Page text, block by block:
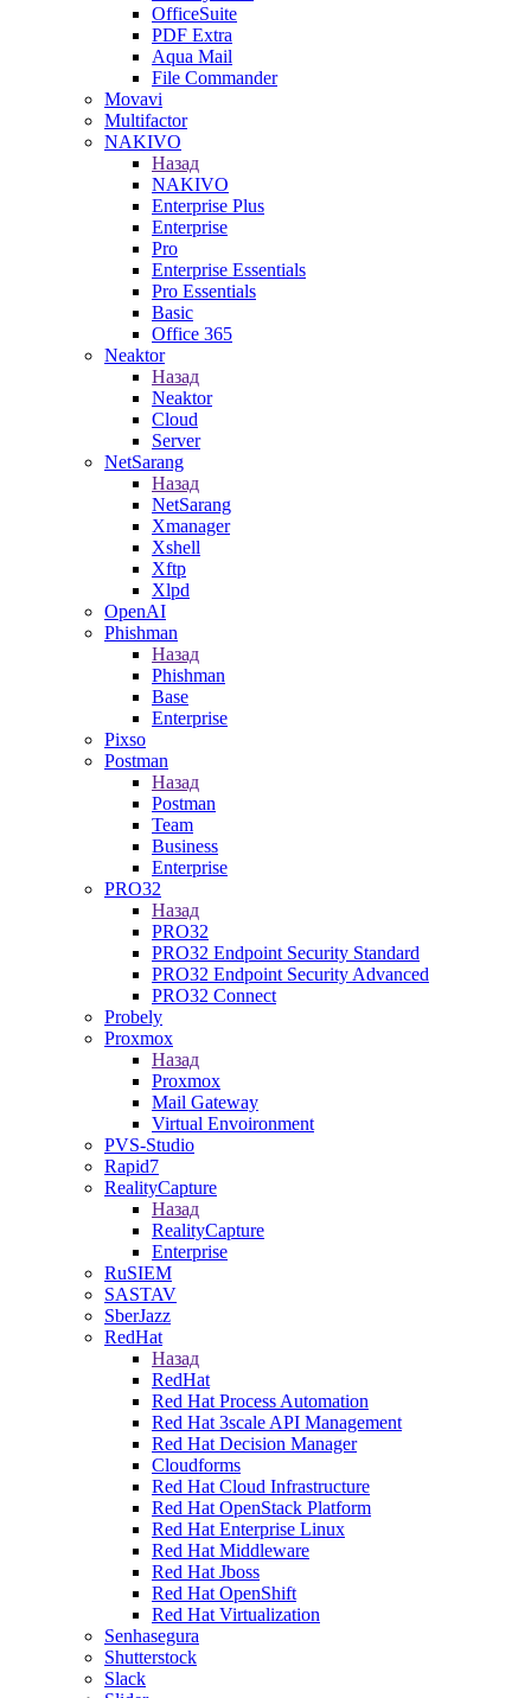
OfficeSuite
PDF Extra
Aqua Mail
File Commander
Movavi
Multifactor
NAKIVO
Назад
NAKIVO
Enterprise Plus
Enterprise
Pro
Enterprise Essentials
Pro Essentials
Basic
Office 365
Neaktor
Назад
Neaktor
Cloud
Server
NetSarang
Назад
NetSarang
Xmanager
Xshell
Xftp
Xlpd
OpenAI
Phishman
Назад
Phishman
Base
Enterprise
Pixso
Postman
Назад
Postman
Team
Business
Enterprise
PRO32
Назад
PRO32
PRO32 Endpoint Security Standard
PRO32 Endpoint Security Advanced
PRO32 Connect
Probely
Proxmox
Назад
Proxmox
Mail Gateway
Virtual Envoironment
PVS-Studio
Rapid7
RealityCapture
Назад
RealityCapture
Enterprise
RuSIEM
SASTAV
SberJazz
RedHat
Назад
RedHat
Red Hat Process Automation
Red Hat 3scale API Management
Red Hat Decision Manager
Cloudforms
Red Hat Cloud Infrastructure
Red Hat OpenStack Platform
Red Hat Enterprise Linux
Red Hat Middleware
Red Hat Jboss
Red Hat OpenShift
Red Hat Virtualization
Senhasegura
Shutterstock
Slack